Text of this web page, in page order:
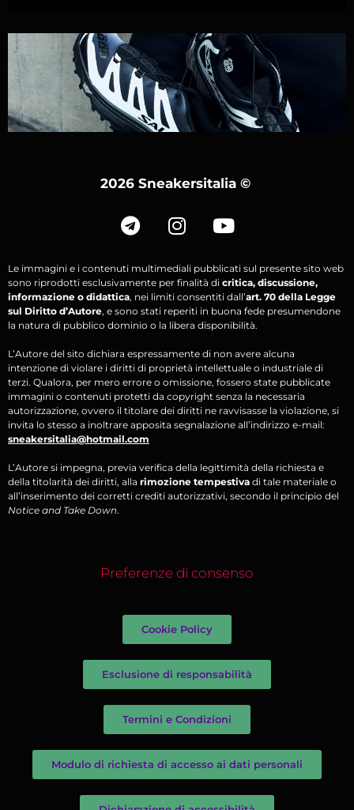
2026 Sneakersitalia ©
Le immagini e i contenuti multimediali pubblicati sul presente sito web
sono riprodotti esclusivamente per finalità di critica, discussione,
informazione o didattica, nei limiti consentiti dall’art. 70 della Legge
sul Diritto d’Autore, e sono stati reperiti in buona fede presumendone
la natura di pubblico dominio o la libera disponibilità.
L’Autore del sito dichiara espressamente di non avere alcuna
intenzione di violare i diritti di proprietà intellettuale o industriale di
terzi. Qualora, per mero errore o omissione, fossero state pubblicate
immagini o contenuti protetti da copyright senza la necessaria
autorizzazione, ovvero il titolare dei diritti ne ravvisasse la violazione, si
invita lo stesso a inoltrare apposita segnalazione all’indirizzo e-mail:
sneakersitalia@hotmail.com
L’Autore si impegna, previa verifica della legittimità della richiesta e
della titolarità dei diritti, alla rimozione tempestiva di tale materiale o
all’inserimento dei corretti crediti autorizzativi, secondo il principio del
Notice and Take Down.
Preferenze di consenso
Cookie Policy
Esclusione di responsabilità
Termini e Condizioni
Modulo di richiesta di accesso ai dati personali